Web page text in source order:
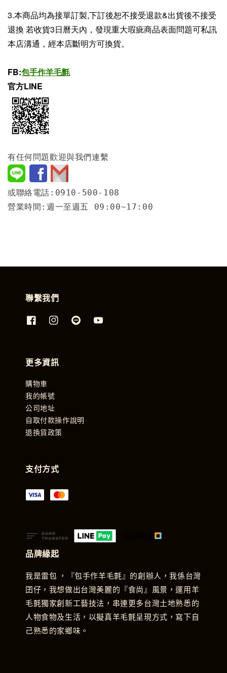
3.本商品均為接單訂製,下訂後恕不接受退款&出貨後不接受
退換 若收貨3日曆天內，發現重大瑕疵商品表面問題可私訊
本店溝通，經本店斷明方可換貨。
FB:包手作羊毛氈
官方LINE
有任何問題歡迎與我們連繫
或聯絡電話:0910-500-108
營業時間:週一至週五 09:00~17:00
聯繫我們
更多資訊
購物車
我的帳號
公司地址
自取付款操作說明
退換貨政策
支付方式
品牌緣起
我是雷包 ，『包手作羊毛氈』的創辦人，我係台灣
囝仔，我想做出台灣美麗的『食尚』風景，運用羊
毛氈獨家創新工藝技法，串連更多台灣土地熟悉的
人物食物及生活，以擬真羊毛氈呈現方式，寫下自
己熟悉的家鄉味。